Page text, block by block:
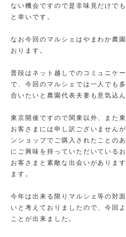
ない機会ですので是非味見だけで
と幸いです。
なお今回のマルシェはやまわか農
おります。
普段はネット越しでのコミュニケ
で、今回のマルシェでは一人でも
合いたいと農園代表夫妻も意気込ん
東京開催ですので関東以外、また
お客さまには申し訳ございません
ンショップでご購入されたことの
にご興味を持っていただいている
お客さまと素敵な出会いがありま
ます。
今年は出来る限りマルシェ等の対
いと考えておりましたので、今回
ことが出来ました。